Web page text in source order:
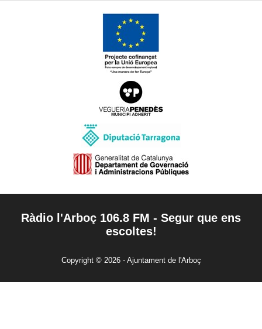
Ràdio l'Arboç 106.8 FM - Segur que ens
escoltes!
Copyright © 2026 - Ajuntament de l'Arboç